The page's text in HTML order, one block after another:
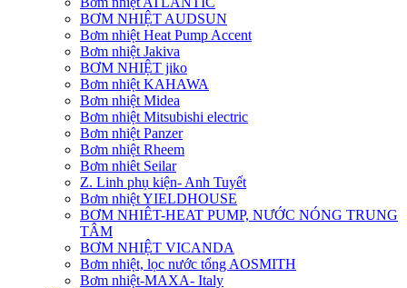
BƠM NHIỆT AUDSUN
Bơm nhiệt Heat Pump Accent
Bơm nhiệt Jakiva
BƠM NHIỆT jiko
Bơm nhiệt KAHAWA
Bơm nhiệt Midea
Bơm nhiệt Mitsubishi electric
Bơm nhiệt Panzer
Bơm nhiệt Rheem
Bơm nhiêt Seilar
Z. Linh phụ kiện- Anh Tuyết
Bơm nhiệt YIELDHOUSE
BƠM NHIÊT-HEAT PUMP, NƯỚC NÓNG TRUNG
TÂM
BƠM NHIỆT VICANDA
Bơm nhiệt, lọc nước tổng AOSMITH
Bơm nhiệt-MAXA- Italy